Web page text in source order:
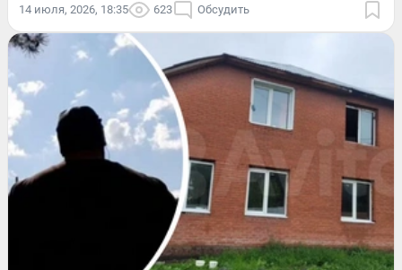
14 июля, 2026, 18:35 623 Обсудить